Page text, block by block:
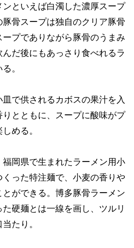
といえば白濁した濃厚スープ
骨スープは独自のクリア豚骨
ープでありながら豚骨のうまみ
だ後にもあっさり食べれるラ
。
で供されるカボスの果汁を入
とともに、スープに酸味がプ
める。
岡県で生まれたラーメン用小
った特注麺で、小麦の香りや
ができる。博多豚骨ラーメン
硬麺とは一線を画し、ツルリ
たり。